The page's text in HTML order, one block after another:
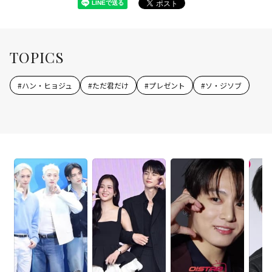
TOPICS
#ハン・ヒョジュ #ただ君だけ #プレゼント #ソ・ジソブ